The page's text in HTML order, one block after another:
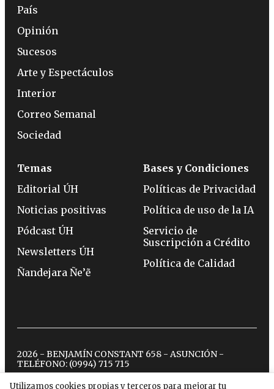
Utilizamos cookies propias y terceros para mejorar tu
País
Opinión
Sucesos
Arte y Espectáculos
Interior
Correo Semanal
Sociedad
Temas
Editorial ÚH
Noticias positivas
Pódcast ÚH
Newsletters ÚH
Ñandejara Ñe’ẽ
Bases y Condiciones
Políticas de Privacidad
Política de uso de la IA
Servicio de
Suscripción a Crédito
Política de Calidad
2026 - BENJAMÍN CONSTANT 658 - ASUNCIÓN -
TELÉFONO: (0994) 715 715